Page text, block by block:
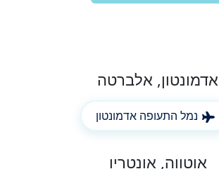
אדמונטון, אלברטה
נמל התעופה אדמונטון
אוטווה, אונטריו